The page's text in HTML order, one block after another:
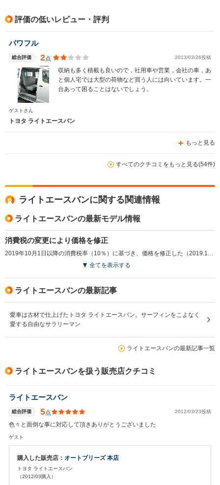
評価の低いレビュー・評判
パワフル
総合評価 2点 2013/03/26投稿
収納も多く積載も良いので，社用車や営業，会社の車，あ
と個人宅では大型の荷物など買う人には向いています。一
台あって困ることはないでしょう。
ゲストさん
トヨタ ライトエースバン
もっと見る
すべてのクチコミをもっと見る(54件)
ライトエースバンに関する関連情報
ライトエースバンの最新モデル情報
消費税の変更により価格を修正
2019年10月1日以降の消費税率（10％）に基づき、価格を修正した（2019.10）
全てを表示する
ライトエースバンの最新記事
愛車は古材で仕上げたトヨタ ライトエースバン。サーフィンをこよなく
愛する自由なサラリーマン
ライトエースバンの最新記事一覧
ライトエースバンを扱う販売店クチコミ
ライトエースバン
総合評価 5点 2012/03/23投稿
色々と面倒な事に対応して頂きありがとうございました
ゲスト
購入した販売店： オートブリーズ 本店
トヨタ ライトエースバン
（2012/03購入）